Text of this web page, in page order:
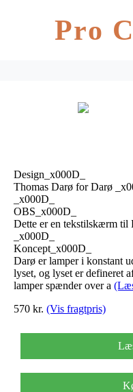
Pro
Design_x000D_
Thomas Darø for Darø
_x000D_
OBS_x000D_
Dette er en tekstilskærm til
_x000D_
Koncept_x000D_
Darø er lamper i konstant
lyset, og lyset er defineret
lamper spænder over a
570 kr. (Vis fragtpris)